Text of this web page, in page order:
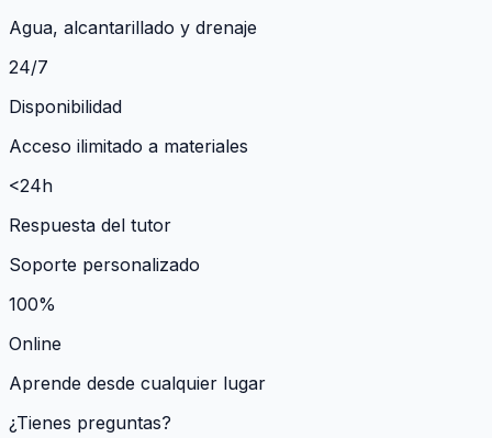
Agua, alcantarillado y drenaje
24/7
Disponibilidad
Acceso ilimitado a materiales
<24h
Respuesta del tutor
Soporte personalizado
100%
Online
Aprende desde cualquier lugar
¿Tienes preguntas?